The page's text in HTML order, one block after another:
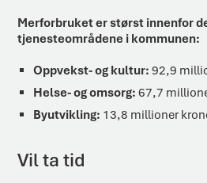
Merforbruket er størst innenfor
tjenesteområdene i kommunen:
Oppvekst- og kultur:92,9
Helse- og omsorg:67,7
Byutvikling: 13,8 millioner
Vil ta tid